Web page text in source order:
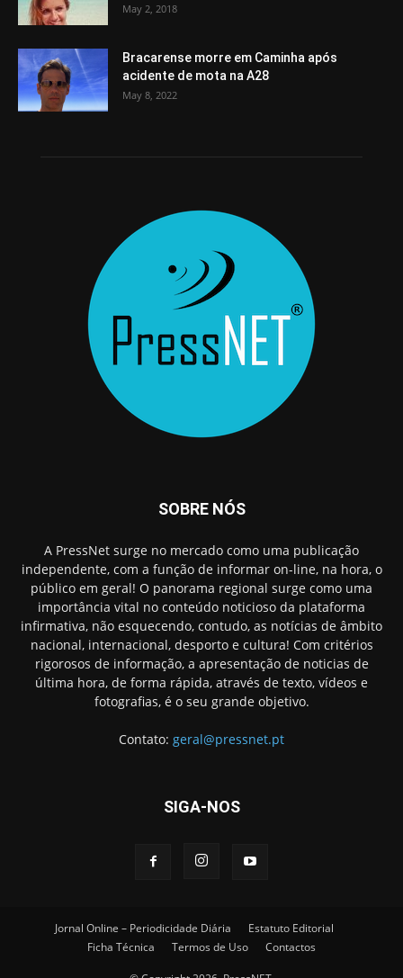
May 2, 2018
Bracarense morre em Caminha após
acidente de mota na A28
May 8, 2022
SOBRE NÓS
A PressNet surge no mercado como uma publicação
independente, com a função de informar on-line, na hora, o
público em geral! O panorama regional surge como uma
importância vital no conteúdo noticioso da plataforma
infirmativa, não esquecendo, contudo, as notícias de âmbito
nacional, internacional, desporto e cultura! Com critérios
rigorosos de informação, a apresentação de noticias de
última hora, de forma rápida, através de texto, vídeos e
fotografias, é o seu grande objetivo.
Contato: geral@pressnet.pt
SIGA-NOS
Jornal Online – Periodicidade Diária
Estatuto Editorial
Ficha Técnica
Termos de Uso Contactos